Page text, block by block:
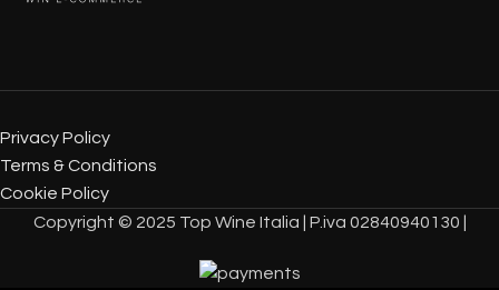
Privacy Policy
Terms & Conditions
Cookie Policy
Copyright © 2025 Top Wine Italia | P.iva 02840940130 |